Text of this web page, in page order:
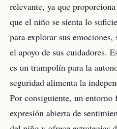
relevante, ya que
que el niño se sienta lo
para explorar sus
el apoyo de sus cuidadores.
es un trampolín para la
seguridad alimenta la
Por consiguiente, un
expresión abierta de